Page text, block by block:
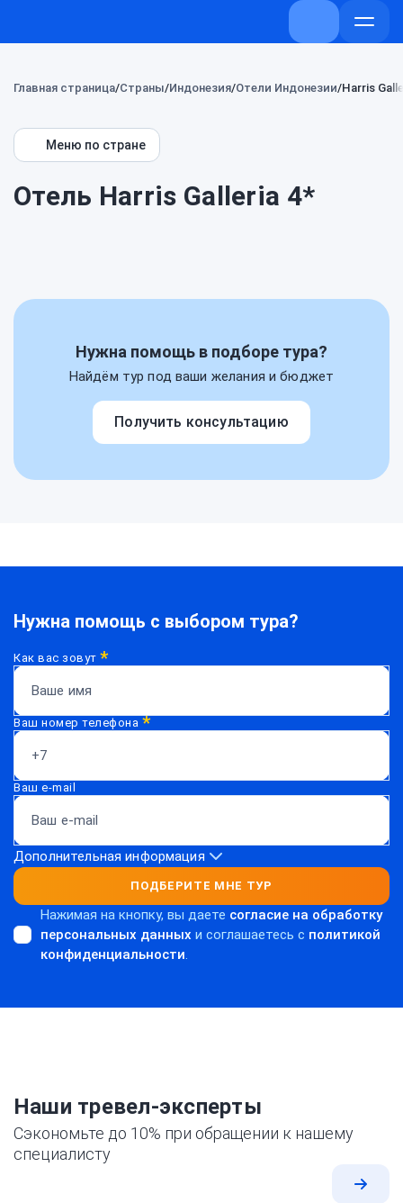
+7 (800) 707-
Главная страница Страны Индонезия Отели Индонезии Harris
Меню по стране
Отель Harris Galleria 4*
Нужна помощь в подборе тура?
Найдём тур под ваши желания и бюджет
Получить консультацию
Нужна помощь с выбором тура?
Как вас зовут*
Ваш номер телефона *
Ваш e-mail
Дополнительная информация
ПОДБЕРИТЕ МНЕ ТУР
Нажимая на кнопку, вы даете согласие на обработку
персональных данных и соглашаетесь c политикой
конфиденциальности.
Наши тревел-эксперты
Сэкономьте до 10% при обращении к нашему
специалисту
Все